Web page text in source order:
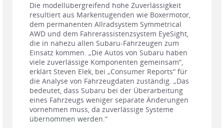
Die modellübergreifend hohe Zuverlässigkeit
resultiert aus Markentugenden wie Boxermotor,
dem permanenten Allradsystem Symmetrical
AWD und dem Fahrerassistenzsystem EyeSight,
die in nahezu allen Subaru-Fahrzeugen zum
Einsatz kommen. „Die Autos von Subaru haben
viele zuverlässige Komponenten gemeinsam“,
erklärt Steven Elek, bei „Consumer Reports“ für
die Analyse von Fahrzeugdaten zuständig. „Das
bedeutet, dass Subaru bei der Überarbeitung
eines Fahrzeugs weniger separate Änderungen
vornehmen muss, da zuverlässige Systeme
übernommen werden.“